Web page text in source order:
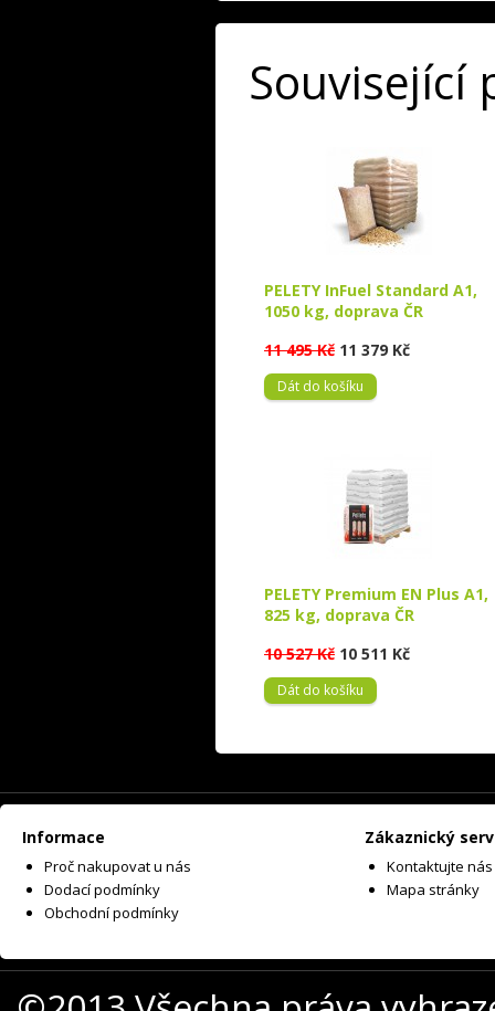
Související
PELETY InFuel Standard A1,
1050 kg, doprava ČR
11 495 Kč 11 379 Kč
Dát do košíku
PELETY Premium EN Plus A1,
825 kg, doprava ČR
10 527 Kč 10 511 Kč
Dát do košíku
Informace
Proč nakupovat u nás
Dodací podmínky
Obchodní podmínky
Zákaznický
Kontaktujte nás
Mapa stránky